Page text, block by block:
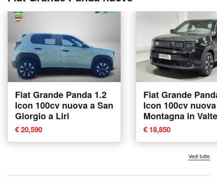
Fiat Grande Panda 1.2
Icon 100cv nuova a San
Giorgio a Liri
€ 20,590
Fiat Grande
Icon 100cv
Montagna in
€ 18,850
Vedi tutte